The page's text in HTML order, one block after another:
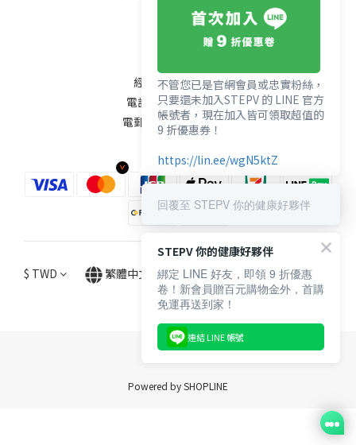
聯絡我們
經銷合作申請表單
電話 / 02-2711-3165
電郵 / care@peeta.tw
$ TWD 繁體中文
Powered by SHOPLINE
不管您已是官網會員或忠實粉絲，
只要還未加入STEPV 的 LINE 官方
帳號者，現在加入皆可領取超值的
9 折優惠券！
https://lin.ee/wgN5ktZ
回覆至 STEPV 你的健康好夥伴
STEPV 你的健康好夥伴
綁定 LINE 好友，即領 9 折優惠
卷！新會員贈百元購物金外，首購
免運再送到家！
連結 LINE 帳號